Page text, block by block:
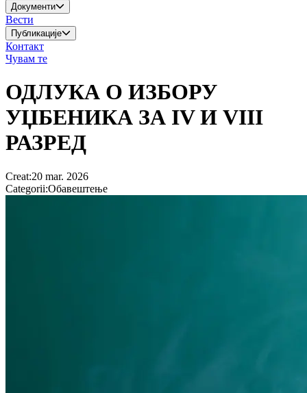
Документи
Вести
Публикације
Контакт
Чувам те
ОДЛУКА О ИЗБОРУ
УЏБЕНИКА ЗА IV И VIII
РАЗРЕД
Creat:20 mar. 2026
Categorii:Обавештење